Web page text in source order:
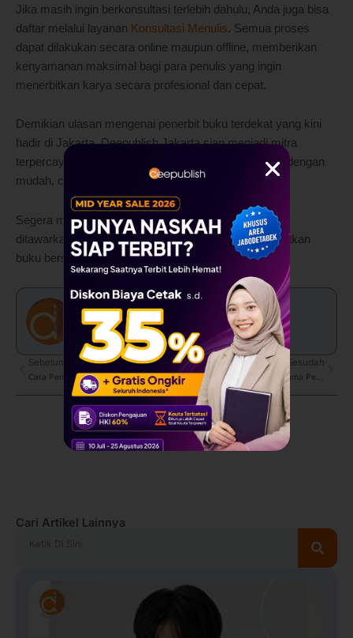
Jika masih ingin berkonsultasi terlebih dahulu, Anda juga bisa
daftar melalui layanan Konsultasi Menulis. Semua proses
dapat dilakukan secara online maupun offline, memberikan
kenyamanan maksimal bagi para penulis yang ingin
menerbitkan karya secara profesional dan cepat.
Demikian ulasan mengenai penerbit buku terdekat yang kini
hadir di Jakarta. Deepublish Jakarta siap menjadi mitra
terpercaya dalam menerbitkan buku akademik Anda dengan
mudah, cepat, dan berkualitas.
Segera manfaatkan berbagai layanan unggulan yang
ditawarkan dan wujudkan impian Anda untuk menerbitkan
buku bersama Deepublish Jakarta!
admin
Prev
Sebelum
Cara Penulisan Rupiah dengan Huruf yang Tepat
Sesudah
Gratis Biaya ISBN Buku Bersama Penerbit Deepublish
Cari Artikel Lainnya